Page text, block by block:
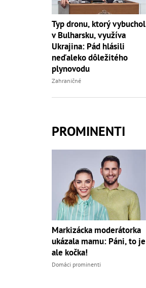
Typ dronu, ktorý vybuchol
v Bulharsku, využíva
Ukrajina: Pád hlásili
neďaleko dôležitého
plynovodu
Zahraničné
PROMINENTI
Markizácka moderátorka
ukázala mamu: Páni, to je
ale kočka!
Domáci prominenti